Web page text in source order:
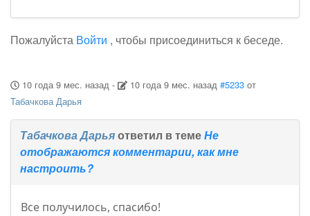
Пожалуйста Войти , чтобы присоединиться к беседе.
10 года 9 мес. назад- 10 года 9 мес. назад #5233 от
Табачкова Дарья
Табачкова Дарьяответил в темеНе
отображаются комментарии, как мне
настроить?
Все получилось, спасибо!